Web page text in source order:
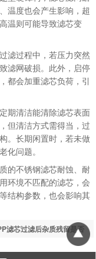
温度也会产生影响，超
温则可能导致滤芯变
过程中，若压力突然
滤网破损。此外，启停
都会加重滤芯负荷，引
期清洁能清除滤芯表面
但清洁方式需得当，过
。长期闲置时，若未做
化问题。
的不锈钢滤芯耐蚀、耐
环境不匹配的滤芯，会
结构参数，也会影响其
滤芯过滤后杂质残留是否